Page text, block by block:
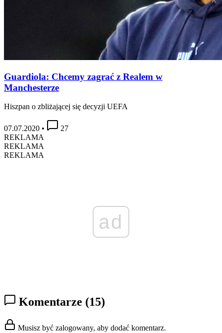
Guardiola: Chcemy zagrać z Realem w
Manchesterze
Hiszpan o zbliżającej się decyzji UEFA
07.07.2020 •
27
REKLAMA
REKLAMA
REKLAMA
ad
Komentarze (15)
Musisz być zalogowany, aby dodać komentarz.